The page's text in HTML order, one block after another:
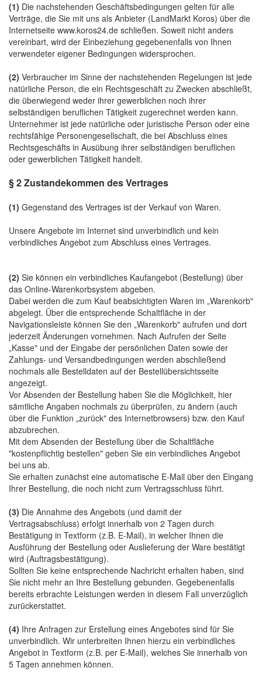
(1) Die nachstehenden Geschäftsbedingungen gelten für alle
Verträge, die Sie mit uns als Anbieter (LandMarkt Koros) über die
Internetseite www.koros24.de schließen. Soweit nicht anders
vereinbart, wird der Einbeziehung gegebenenfalls von Ihnen
verwendeter eigener Bedingungen widersprochen.
(2) Verbraucher im Sinne der nachstehenden Regelungen ist jede
natürliche Person, die ein Rechtsgeschäft zu Zwecken abschließt,
die überwiegend weder ihrer gewerblichen noch ihrer
selbständigen beruflichen Tätigkeit zugerechnet werden kann.
Unternehmer ist jede natürliche oder juristische Person oder eine
rechtsfähige Personengesellschaft, die bei Abschluss eines
Rechtsgeschäfts in Ausübung ihrer selbständigen beruflichen
oder gewerblichen Tätigkeit handelt.
§ 2 Zustandekommen des Vertrages
(1) Gegenstand des Vertrages ist der Verkauf von Waren.
Unsere Angebote im Internet sind unverbindlich und kein
verbindliches Angebot zum Abschluss eines Vertrages.
(2) Sie können ein verbindliches Kaufangebot (Bestellung) über
das Online-Warenkorbsystem abgeben.
Dabei werden die zum Kauf beabsichtigten Waren im „Warenkorb"
abgelegt. Über die entsprechende Schaltfläche in der
Navigationsleiste können Sie den „Warenkorb" aufrufen und dort
jederzeit Änderungen vornehmen. Nach Aufrufen der Seite
„Kasse" und der Eingabe der persönlichen Daten sowie der
Zahlungs- und Versandbedingungen werden abschließend
nochmals alle Bestelldaten auf der Bestellübersichtsseite
angezeigt.
Vor Absenden der Bestellung haben Sie die Möglichkeit, hier
sämtliche Angaben nochmals zu überprüfen, zu ändern (auch
über die Funktion „zurück" des Internetbrowsers) bzw. den Kauf
abzubrechen.
Mit dem Absenden der Bestellung über die Schaltfläche
"kostenpflichtig bestellen" geben Sie ein verbindliches Angebot
bei uns ab.
Sie erhalten zunächst eine automatische E-Mail über den Eingang
Ihrer Bestellung, die noch nicht zum Vertragsschluss führt.
(3) Die Annahme des Angebots (und damit der
Vertragsabschluss) erfolgt innerhalb von 2 Tagen durch
Bestätigung in Textform (z.B. E-Mail), in welcher Ihnen die
Ausführung der Bestellung oder Auslieferung der Ware bestätigt
wird (Auftragsbestätigung).
Sollten Sie keine entsprechende Nachricht erhalten haben, sind
Sie nicht mehr an Ihre Bestellung gebunden. Gegebenenfalls
bereits erbrachte Leistungen werden in diesem Fall unverzüglich
zurückerstattet.
(4) Ihre Anfragen zur Erstellung eines Angebotes sind für Sie
unverbindlich. Wir unterbreiten Ihnen hierzu ein verbindliches
Angebot in Textform (z.B. per E-Mail), welches Sie innerhalb von
5 Tagen annehmen können.